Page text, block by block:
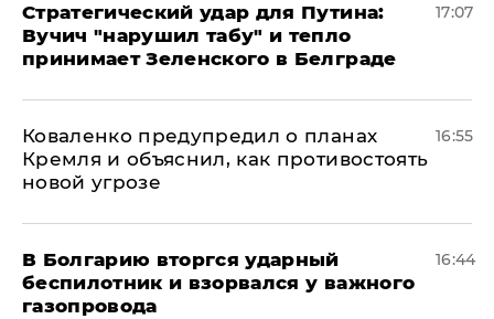
Стратегический удар для Путина:
Вучич "нарушил табу" и тепло
принимает Зеленского в Белграде
17:07
Коваленко предупредил о планах
Кремля и объяснил, как противостоять
новой угрозе
16:55
В Болгарию вторгся ударный
беспилотник и взорвался у важного
газопровода
16:44